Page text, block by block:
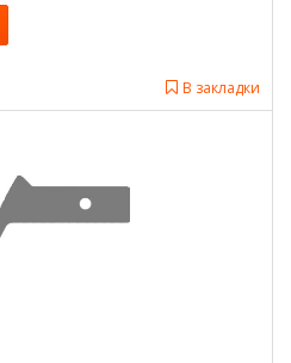
В закладки